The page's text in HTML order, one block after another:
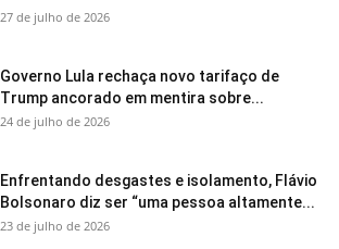
27 de julho de 2026
Governo Lula rechaça novo tarifaço de
Trump ancorado em mentira sobre...
24 de julho de 2026
Enfrentando desgastes e isolamento, Flávio
Bolsonaro diz ser “uma pessoa altamente...
23 de julho de 2026